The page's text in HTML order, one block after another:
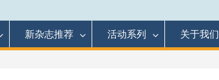
新杂志推荐 活动系列 关于我们